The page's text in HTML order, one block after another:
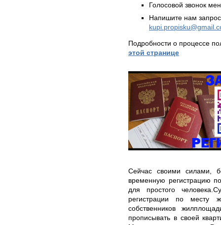
Голосовой звонок
Напишите нам
Подробности о процессе
этой странице
Сейчас своими силами,
временную регистрацию
для простого
регистрации по месту
собственников
прописывать в своей